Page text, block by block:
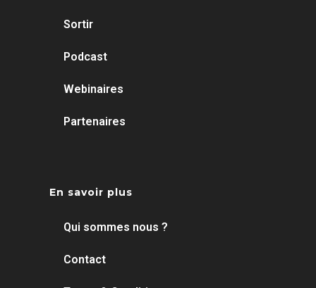
Sortir
Podcast
Webinaires
Partenaires
En savoir plus
Qui sommes nous ?
Contact